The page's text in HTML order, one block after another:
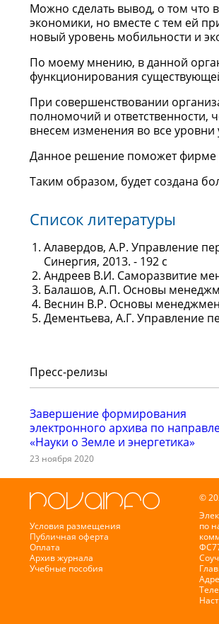
Можно сделать вывод, о том что
экономики, но вместе с тем ей
новый уровень мобильности и
По моему мнению, в данной
функционирования
При совершенствовании
полномочий и ответственности,
внесем изменения во все уровни
Данное решение поможет фирме
Таким образом, будет создана
Список литературы
Алавердов, А.Р. Управление
Синергия, 2013. - 192 c
Андреев В.И. Саморазвитие
Балашов, А.П. Основы
Веснин В.Р. Основы
Дементьева, А.Г. Управление
Пресс-релизы
Завершение формирования
электронного архива по
«Науки о Земле и энергетика»
23 ноября 2020
Условия размещения
Публичная оферта
Оплата
Архив журнала
Учебные пособия
©
по